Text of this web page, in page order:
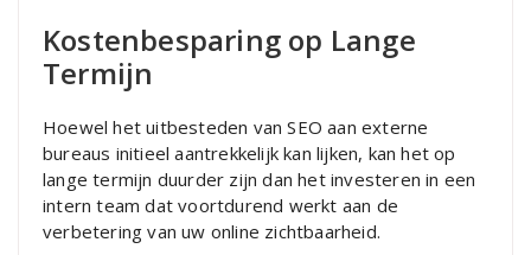
Kostenbesparing op Lange
Termijn
Hoewel het uitbesteden van SEO aan externe
bureaus initieel aantrekkelijk kan lijken, kan het op
lange termijn duurder zijn dan het investeren in een
intern team dat voortdurend werkt aan de
verbetering van uw online zichtbaarheid.